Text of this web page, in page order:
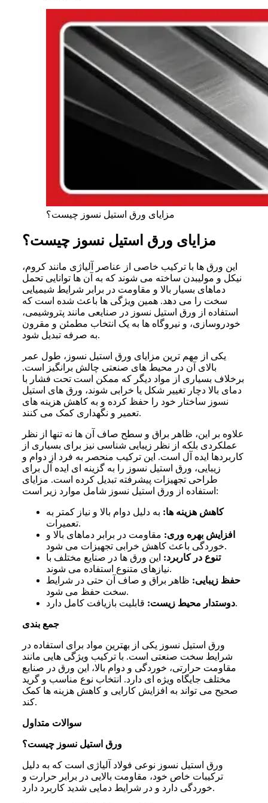
مزایای ورق استیل نسوز چیست؟
مزایای ورق استیل نسوز چیست؟
این ورق ها با ترکیب خاصی از عناصر آلیاژی مانند کروم،
نیکل و مولیبدن ساخته می شوند که به آن ها توانایی تحمل
دماهای بسیار بالا و مقاومت در برابر شرایط شیمیایی
سخت را می دهد. همین ویژگی ها باعث شده است که
استفاده از ورق استیل نسوز در صنایعی مانند پتروشیمی،
خودروسازی، و نیروگاه ها به یک انتخاب مطمئن و مقرون
به صرفه تبدیل شود.
یکی از مهم ترین مزایای ورق استیل نسوز، طول عمر
بالای آن در محیط های صنعتی چالش برانگیز است.
برخلاف بسیاری از مواد دیگر که ممکن است تحت فشار با
دمای بالا دچار تغییر شکل یا خرابی شوند، ورق های استیل
نسوز ساختار خود را حفظ کرده و به کاهش هزینه های
تعمیر و نگهداری کمک می کنند.
علاوه بر این، ظاهر براق و سطح صاف آن ها نه تنها از نظر
عملکردی بلکه از نظر زیبایی شناسی نیز برای بسیاری از
کاربردها ایده آل است. این ترکیب منحصر به فرد از دوام و
زیبایی، ورق استیل نسوز را به گزینه ای ایده آل برای
طراحی تجهیزات پیشرفته تبدیل کرده است. مزایای
استفاده از ورق استیل نسوز شامل موارد زیر است:
کاهش هزینه ها: به دلیل دوام بالا و نیاز کمتر به
تعمیرات.
افزایش بهره وری: مقاومت در برابر دماهای بالا و
خوردگی باعث کاهش خرابی تجهیزات می شود.
تنوع در کاربرد: این ورق ها در صنایع مختلف با
نیازهای متنوع استفاده می شوند.
حفظ زیبایی: ظاهر براق و صاف آن حتی در شرایط
سخت حفظ می شود.
دوستدار محیط زیست:قابلیت بازیافت کامل دارد.
جمع بندی
ورق استیل نسوز یکی از بهترین مواد برای استفاده در
شرایط سخت صنعتی است. با ترکیب ویژگی هایی مانند
مقاومت حرارتی، خوردگی و دوام بالا، این ورق در صنایع
مختلف جایگاه ویژه ای دارد. انتخاب نوع مناسب و گرید
صحیح می تواند به افزایش کارایی و کاهش هزینه ها کمک
کند.
سوالات متداول
ورق استیل نسوز چیست؟
ورق استیل نسوز نوعی فولاد آلیاژی است که به دلیل
ترکیبات خاص خود، مقاومت بالایی در برابر حرارت و
خوردگی دارد و در شرایط دمایی شدید کاربرد دارد.